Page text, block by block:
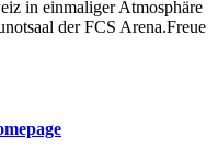
in einmaliger Atmosphäre
der FCS Arena.Freue